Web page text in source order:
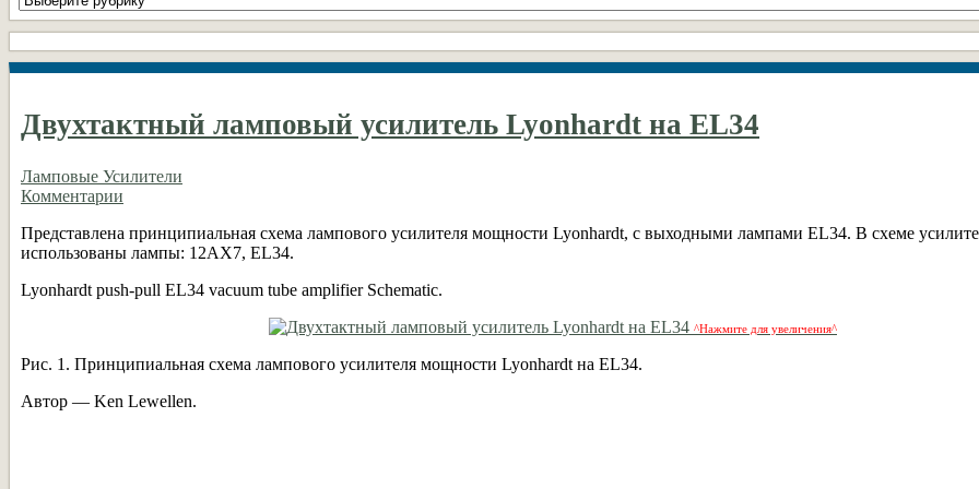
рубрики
DIY
Двухтактный ламповый усилитель Lyonhardt на EL34
Ламповые Усилители
Комментарии
Представлена принципиальная схема лампового усилителя мощности Lyonhardt, с выходными лампами EL34. В схеме
использованы лампы: 12AX7, EL34.
Lyonhardt push-pull EL34 vacuum tube amplifier Schematic.
^Нажмите для увеличения^
Рис. 1. Принципиальная схема лампового усилителя мощности Lyonhardt на EL34.
Автор — Ken Lewellen.